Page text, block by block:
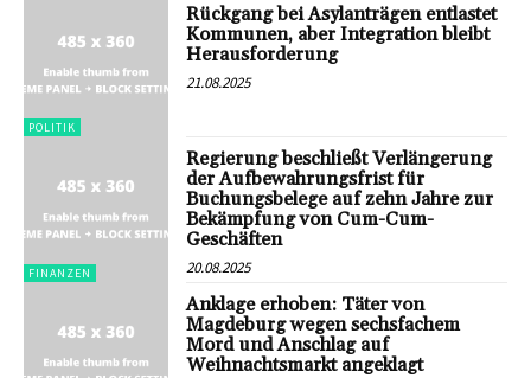
POLITIK
Rückgang bei Asylanträgen entlastet
Kommunen, aber Integration bleibt
Herausforderung
21.08.2025
FINANZEN
Regierung beschließt Verlängerung
der Aufbewahrungsfrist für
Buchungsbelege auf zehn Jahre zur
Bekämpfung von Cum-Cum-
Geschäften
20.08.2025
Anklage erhoben: Täter von
Magdeburg wegen sechsfachem
Mord und Anschlag auf
Weihnachtsmarkt angeklagt